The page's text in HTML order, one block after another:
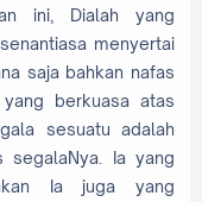
ini, Dialah yang
menyertai
saja bahkan nafas
berkuasa atas
sesuatu adalah
Ia yang
Ia juga yang